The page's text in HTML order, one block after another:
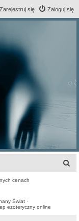
Zaloguj się
Zarejestruj się
Świat·
ezoteryczny online